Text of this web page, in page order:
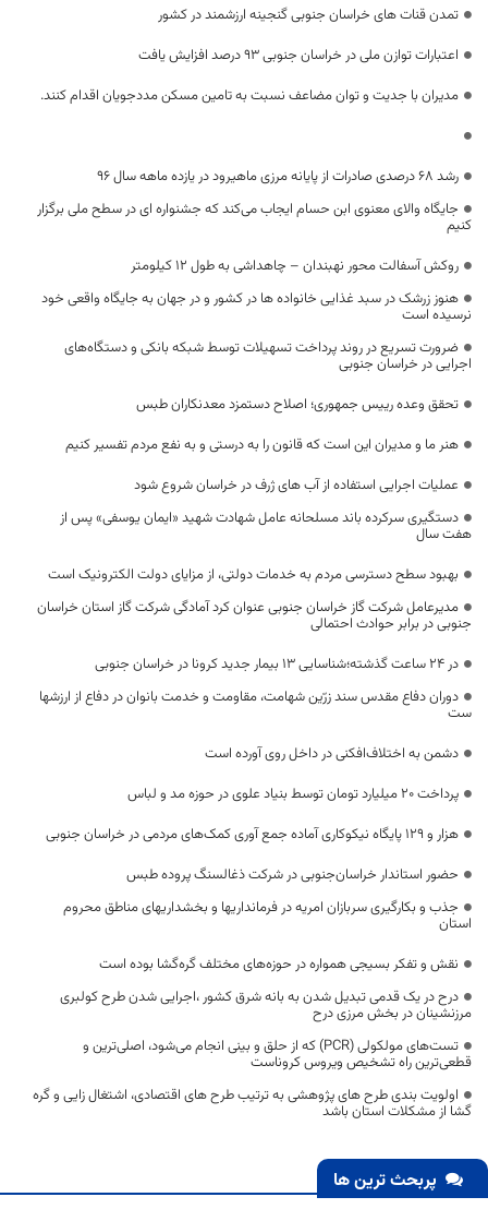
تمدن قنات های خراسان جنوبی گنجینه ارزشمند در کشور
اعتبارات توازن ملی در خراسان جنوبی ۹۳ درصد افزایش یافت
مدیران با جدیت و توان مضاعف نسبت به تامین مسکن مددجويان اقدام کنند.
رشد 68 درصدی صادرات از پایانه مرزی ماهیرود در یازده ماهه سال 96
جایگاه والای معنوی ابن حسام ایجاب می‌کند که جشنواره ای در سطح ملی برگزار
کنیم
روکش آسفالت محور نهبندان – چاهداشی به طول 12 کیلومتر
هنوز زرشک در سبد غذایی خانواده ها در کشور و در جهان به جایگاه واقعی خود
نرسیده است
ضرورت تسریع در روند پرداخت تسهیلات توسط شبکه بانکی و دستگاه‌های
اجرایی در خراسان جنوبی
تحقق وعده رییس جمهوری؛ اصلاح دستمزد معدنکاران طبس
هنر ما و مدیران این است که قانون را به درستی و به نفع مردم تفسیر کنیم
عملیات اجرایی استفاده از آب های ژرف در خراسان شروع شود
دستگیری سرکرده باند مسلحانه عامل شهادت شهید «ایمان یوسفی» پس از
هفت سال
بهبود سطح دسترسی مردم به خدمات دولتی، از مزایای دولت الکترونیک است
مدیرعامل شرکت گاز خراسان جنوبی عنوان کرد آمادگی شرکت گاز استان خراسان
جنوبی در برابر حوادث احتمالی
در 24 ساعت گذشته؛شناسایی 13 بیمار جدید کرونا در خراسان جنوبی
دوران دفاع مقدس سند زرّین شهامت، مقاومت و خدمت بانوان در دفاع از ارزشها
ست‌
دشمن به اختلاف‌افکنی در داخل روی آورده است
پرداخت ۲۰ میلیارد تومان توسط بنیاد علوی در حوزه مد و لباس
هزار و ۱۲۹ پایگاه نیکوکاری آماده جمع آوری کمک‌های مردمی در خراسان جنوبی
حضور استاندار خراسان‌جنوبی در شرکت ذغالسنگ پروده طبس
جذب و بکارگیری سربازان امریه در فرمانداریها و بخشداریهای مناطق محروم
استان
نقش و تفکر بسیجی همواره در حوزه‌های مختلف گره‌گشا بوده است
درح در یک قدمی تبدیل شدن به بانه شرق کشور ،اجرایی شدن طرح کولبری
مرزنشینان در بخش مرزی درح
تست‌های مولکولی (PCR) که از حلق و بینی انجام می‌شود، اصلی‌ترین و
قطعی‌ترین راه تشخیص ویروس کروناست
اولویت بندی طرح های پژوهشی به ترتیب طرح های اقتصادی، اشتغال زایی و گره
گشا از مشکلات استان باشد
پربحث ترین ها